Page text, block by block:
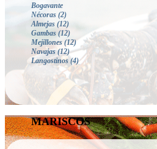
Bogavante
Nécoras(2)
Almejas(12)
Gambas(12)
Mejillones(12)
Navajas(12)
Langostinos (4)
MARISCOS